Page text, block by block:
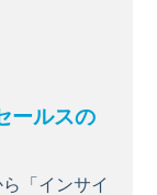
ールスの
「インサイ